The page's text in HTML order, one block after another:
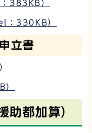
383KB）
：330KB）
立書
）
助都加算）